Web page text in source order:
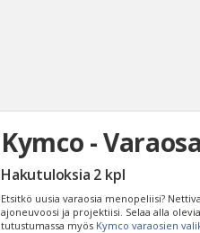
Kymco -
Hakutuloksia 2 kpl
Etsitkö uusia varaosia menopeliisi?
ajoneuvoosi ja projektiisi. Selaa alla
tutustumassa myös Kymco varaosien